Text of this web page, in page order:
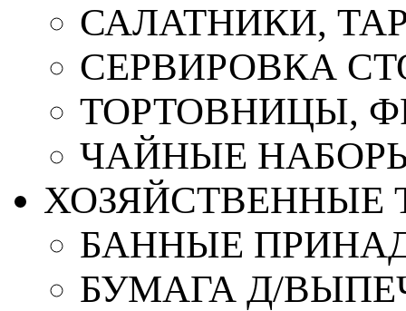
САЛАТНИКИ,
СЕРВИРОВКА
ТОРТОВНИЦЫ,
ЧАЙНЫЕ
ХОЗЯЙСТВЕННЫЕ
БАННЫЕ
БУМАГА Д/